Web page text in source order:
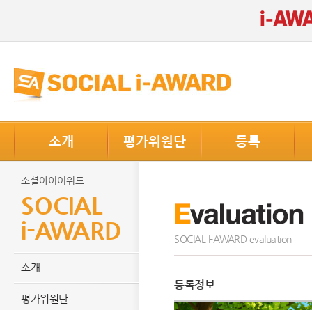
소개 평가위원단 등록
SOCIAL I-AWARD evaluation
등록정보
소셜아이어워드
SOCIAL
i-AWARD
소개
평가위원단